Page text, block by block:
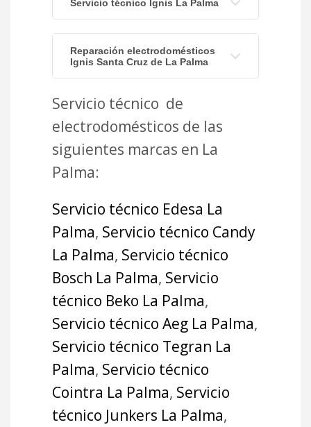
Servicio técnico Ignis La Palma
Reparación electrodomésticos
Ignis Santa Cruz de La Palma
Servicio técnico de
electrodomésticos de las
siguientes marcas en La
Palma:
Servicio técnico Edesa La
Palma, Servicio técnico Candy
La Palma, Servicio técnico
Bosch La Palma, Servicio
técnico Beko La Palma,
Servicio técnico Aeg La Palma,
Servicio técnico Tegran La
Palma, Servicio técnico
Cointra La Palma, Servicio
técnico Junkers La Palma,